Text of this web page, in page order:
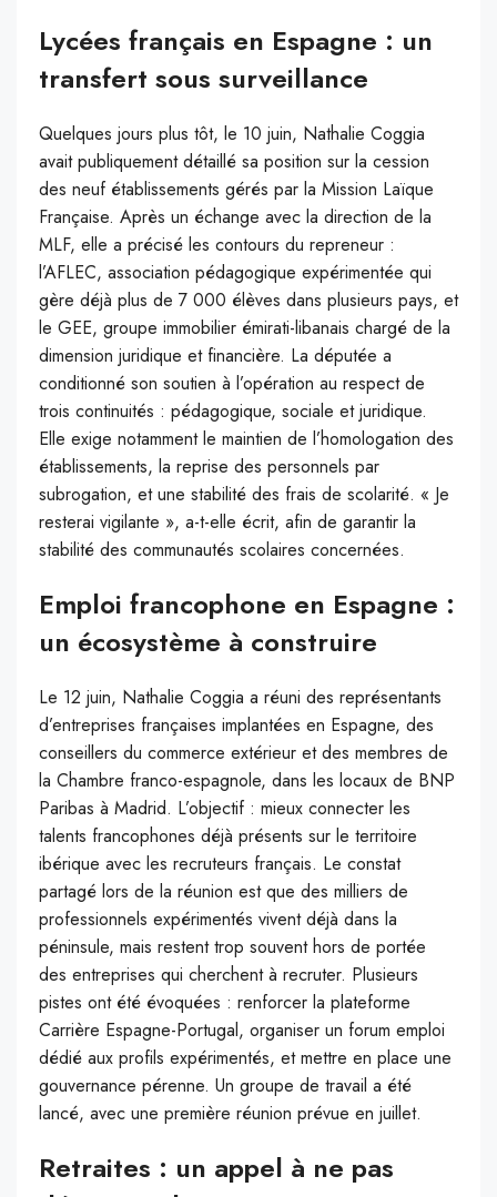
Lycées français en Espagne : un
transfert sous surveillance
Quelques jours plus tôt, le 10 juin, Nathalie Coggia
avait publiquement détaillé sa position sur la cession
des neuf établissements gérés par la Mission Laïque
Française. Après un échange avec la direction de la
MLF, elle a précisé les contours du repreneur :
l’AFLEC, association pédagogique expérimentée qui
gère déjà plus de 7 000 élèves dans plusieurs pays, et
le GEE, groupe immobilier émirati-libanais chargé de la
dimension juridique et financière. La députée a
conditionné son soutien à l’opération au respect de
trois continuités : pédagogique, sociale et juridique.
Elle exige notamment le maintien de l’homologation des
établissements, la reprise des personnels par
subrogation, et une stabilité des frais de scolarité. « Je
resterai vigilante », a-t-elle écrit, afin de garantir la
stabilité des communautés scolaires concernées.
Emploi francophone en Espagne :
un écosystème à construire
Le 12 juin, Nathalie Coggia a réuni des représentants
d’entreprises françaises implantées en Espagne, des
conseillers du commerce extérieur et des membres de
la Chambre franco-espagnole, dans les locaux de BNP
Paribas à Madrid. L’objectif : mieux connecter les
talents francophones déjà présents sur le territoire
ibérique avec les recruteurs français. Le constat
partagé lors de la réunion est que des milliers de
professionnels expérimentés vivent déjà dans la
péninsule, mais restent trop souvent hors de portée
des entreprises qui cherchent à recruter. Plusieurs
pistes ont été évoquées : renforcer la plateforme
Carrière Espagne-Portugal, organiser un forum emploi
dédié aux profils expérimentés, et mettre en place une
gouvernance pérenne. Un groupe de travail a été
lancé, avec une première réunion prévue en juillet.
Retraites : un appel à ne pas